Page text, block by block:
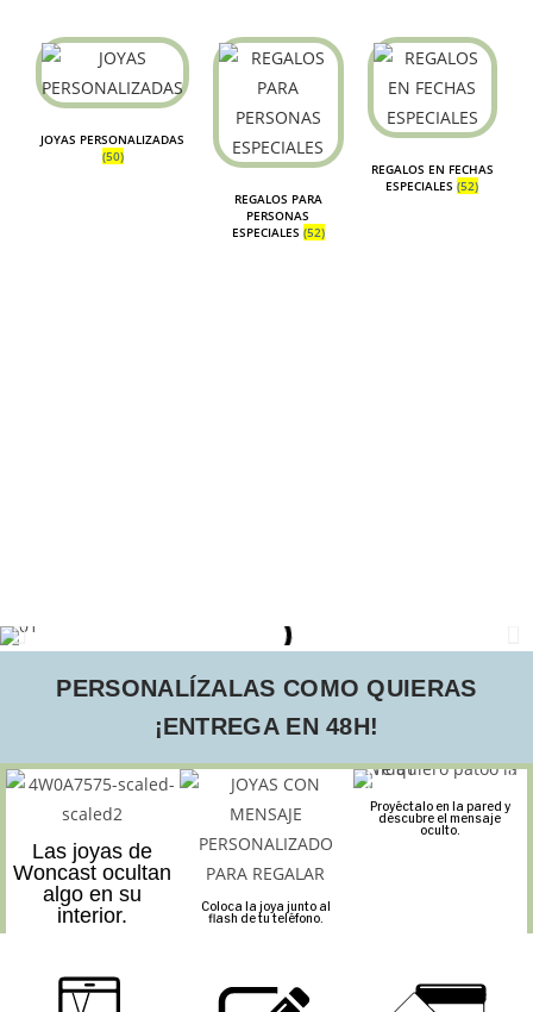
JOYAS PERSONALIZADAS
(50)
REGALOS PARA
PERSONAS
ESPECIALES (52)
REGALOS EN FECHAS
ESPECIALES(52)
PERSONALÍZALAS COMO QUIERAS
¡ENTREGA EN 48H!
Las joyas de
Woncast ocultan
algo en su
interior.
Coloca la joya junto al
flash de tu teléfono.
Proyéctalo en la pared y
descubre el mensaje
oculto.